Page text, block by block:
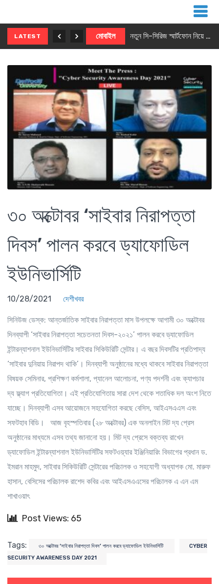
LATEST মোবাইল নতুন সি-সিরিজ স্মার্টফোন নিয়ে আসছে রিয়েলমি
৩০ অক্টোবর ‘সাইবার নিরাপত্তা
দিবস’ পালন করবে ড্যাফোডিল
ইউনিভার্সিটি
10/28/2021 দেশীখবর
সিনিউজ ডেস্ক: আন্তর্জাতিক সাইবার নিরাপত্তা মাস উপলক্ষে আগামী ৩০ অক্টোবর
দিনব্যাপী ‘সাইবার নিরাপত্তা সচেতনতা দিবস-২০২১’ পালন করবে ড্যাফোডিল
ইন্টারন্যাশনাল ইউনিভার্সিটির সাইবার সিকিউরিটি সেন্টার। এ বছর দিবসটির প্রতিপাদ্য
‘সাইবার দুনিয়ায় নিরাপদ থাকি’। দিনব্যাপী অনুষ্ঠানের মধ্যে থাকবে সাইবার নিরাপত্তা
বিষয়ক সেমিনার, প্রশিক্ষণ কর্মশালা, প্যানেল আলোচনা, পণ্য পদর্শনী এবং ক্যাপচার
দ্য ফ্ল্যাগ প্রতিযোগিতা। এই প্রতিযোগিতায় সারা দেশ থেকে শতাধিক দল অংশ নিতে
যাচ্ছে। দিনব্যাপী এসব আয়োজনে সহযোগিতা করছে বেসিস, আইএসএএস এবং
সফটহাব বিডি। আজ বৃহস্পতিবার (২৮ অক্টোবর) এক অনলাইন মিট দ্য প্রেস
অনুষ্ঠানের মাধ্যমে এসব তথ্য জানানো হয়। মিট দ্য প্রেসে বক্তব্য রাখেন
ড্যাফোডিল ইন্টারন্যাশনাল ইউনিভার্সিটির সফটওয়্যার ইঞ্জিনিয়ারিং বিভাগের প্রধান ড.
ইমরান মাহমুদ, সাইবার সিকিউরিটি সেন্টারের পরিচালক ও সহযোগী অধ্যাপক মো. মারুফ
হাসান, বেসিসের পরিচালক রাশেদ কবির এবং আইএসএএসের পরিচালক এ এন এম
শাখাওয়াৎ
Post Views: 65
Tags: ৩০ অক্টোবর ‘সাইবার নিরাপত্তা দিবস’ পালন করবে ড্যাফোডিল ইউনিভার্সিটি
CYBER
SECURITY AWARENESS DAY 2021